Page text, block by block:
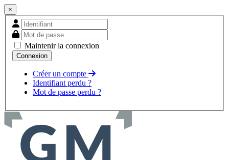
×
Maintenir la connexion
Créer un compte
Identifiant perdu ?
Mot de passe perdu ?